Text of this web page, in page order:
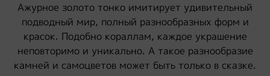
Ажурное золото тонко имитирует удивительный
подводный мир, полный разнообразных форм и
красок. Подобно кораллам, каждое украшение
неповторимо и уникально. А такое разнообразие
камней и самоцветов может быть только в сказке.